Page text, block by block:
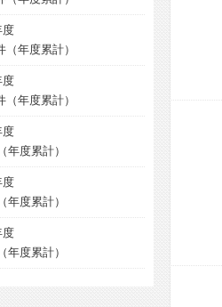
度
（年度累計）
度
（年度累計）
度
年度累計）
度
年度累計）
度
年度累計）